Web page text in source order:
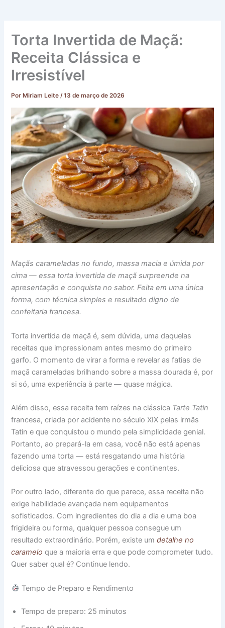
Torta Invertida de Maçã:
Receita Clássica e
Irresistível
Por Miriam Leite/13 de março de 2026
Maçãs carameladas no fundo, massa macia e úmida por
cima — essa torta invertida de maçã surpreende na
apresentação e conquista no sabor. Feita em uma única
forma, com técnica simples e resultado digno de
confeitaria francesa.
Torta invertida de maçã é, sem dúvida, uma daquelas
receitas que impressionam antes mesmo do primeiro
garfo. O momento de virar a forma e revelar as fatias de
maçã carameladas brilhando sobre a massa dourada é, por
si só, uma experiência à parte — quase mágica.
Além disso, essa receita tem raízes na clássica Tarte Tatin
francesa, criada por acidente no século XIX pelas irmãs
Tatin e que conquistou o mundo pela simplicidade genial.
Portanto, ao prepará-la em casa, você não está apenas
fazendo uma torta — está resgatando uma história
deliciosa que atravessou gerações e continentes.
Por outro lado, diferente do que parece, essa receita não
exige habilidade avançada nem equipamentos
sofisticados. Com ingredientes do dia a dia e uma boa
frigideira ou forma, qualquer pessoa consegue um
resultado extraordinário. Porém, existe um detalhe no
caramelo que a maioria erra e que pode comprometer tudo.
Quer saber qual é? Continue lendo.
Tempo de Preparo e Rendimento
Tempo de preparo: 25 minutos